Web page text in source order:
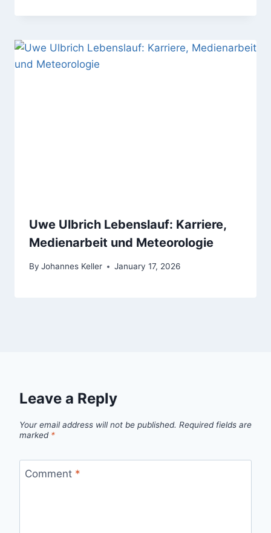
Uwe Ulbrich Lebenslauf: Karriere,
Medienarbeit und Meteorologie
By Johannes Keller January 17, 2026
Leave a Reply
Your email address will not be published. Required fields are
marked *
Comment *